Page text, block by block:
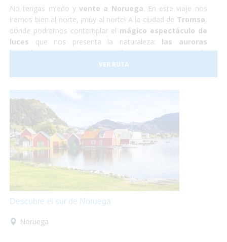
No tengas miedo y vente a Noruega. En este viaje nos
iremos bien al norte, ¡muy al norte! A la ciudad de Tromsø,
dónde podremos contemplar el mágico espectáculo de
luces que nos presenta la naturaleza: las auroras
boreales.Durante los cuatro días que estaremos en la
ciudad también podremos hacer una excursión a un
campamento de renos Sami, conocer la ciudad y hacer un
zona.
VER RUTA
Descubre el sur de Noruega
Noruega